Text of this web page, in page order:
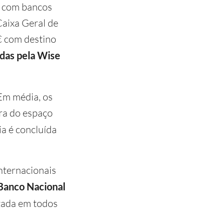
bancos
Geral de
com destino
pela Wise
média, os
do espaço
é concluída
Nacional
em todos